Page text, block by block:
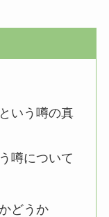
いう噂の真
噂について
どうか